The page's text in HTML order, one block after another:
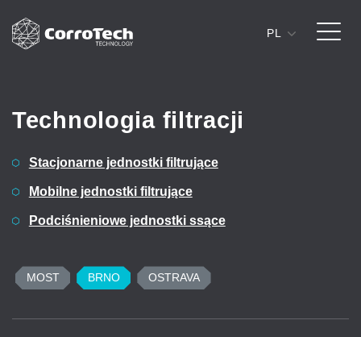
PL
Technologia filtracji
Stacjonarne jednostki filtrujące
Mobilne jednostki filtrujące
Podciśnieniowe jednostki ssące
MOST BRNO OSTRAVA